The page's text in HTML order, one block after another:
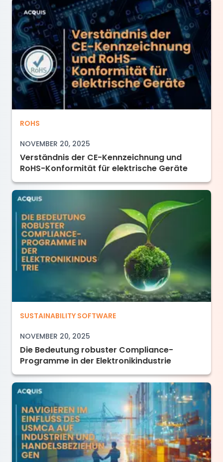
Verständnis der CE-Kennzeichnung und
ROHS
NOVEMBER 20, 2025
Verständnis der CE-Kennzeichnung und
RoHS-Konformität für elektrische Geräte
Die Bedeutung robuster Compliance-
SUSTAINABILITY SOFTWARE
NOVEMBER 20, 2025
Die Bedeutung robuster Compliance-
Programme in der Elektronikindustrie